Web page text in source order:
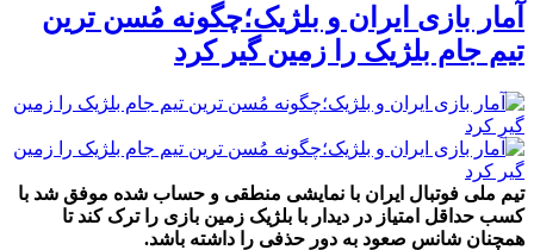
آمار بازی ایران و بلژیک؛چگونه مُسن ترین
تیم جام بلژیک را زمین گیر کرد
تیم ملی فوتبال ایران با نمایشی منطقی و حساب شده موفق شد با
کسب حداقل امتیاز در دیدار با بلژیک زمین بازی را ترک کند تا
همچنان شانس صعود به دور حذفی را داشته باشد.